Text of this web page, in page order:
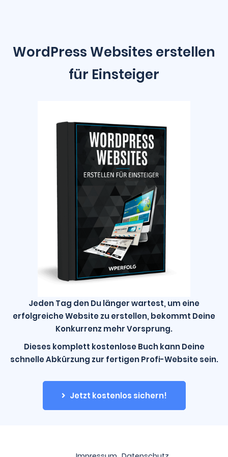
WordPress Websites erstellen
für Einsteiger
Jeden Tag den Du länger wartest, um eine
erfolgreiche Website zu erstellen, bekommt Deine
Konkurrenz mehr Vorsprung.
Dieses komplett kostenlose Buch kann Deine
schnelle Abkürzung zur fertigen Profi-Website sein.
Jetzt kostenlos sichern!